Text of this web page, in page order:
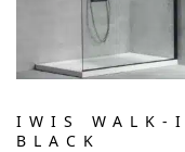
IWIS WALK-
BLACK